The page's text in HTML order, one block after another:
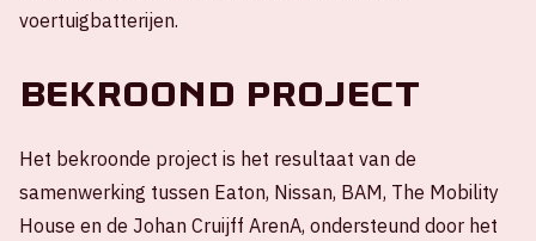
voertuigbatterijen.
Bekroond project
Het bekroonde project is het resultaat van de
samenwerking tussen Eaton, Nissan, BAM, The Mobility
House en de Johan Cruijff ArenA, ondersteund door het